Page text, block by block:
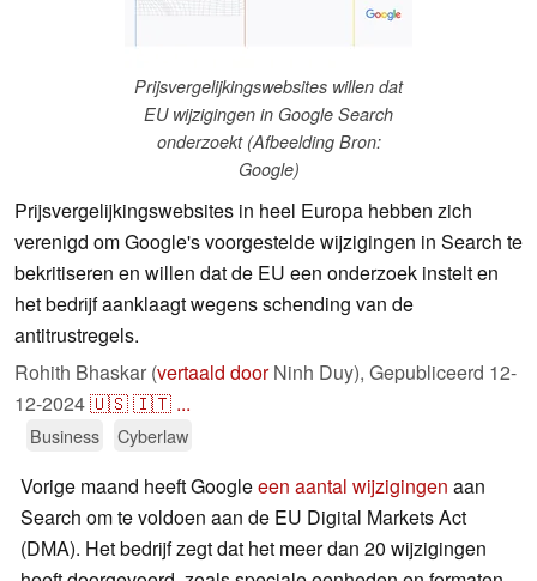
Prijsvergelijkingswebsites willen dat
EU wijzigingen in Google Search
onderzoekt (Afbeelding Bron:
Google)
Prijsvergelijkingswebsites in heel Europa hebben zich
verenigd om Google's voorgestelde wijzigingen in Search te
bekritiseren en willen dat de EU een onderzoek instelt en
het bedrijf aanklaagt wegens schending van de
antitrustregels.
Rohith Bhaskar (vertaald doorNinh Duy), Gepubliceerd 12-
12-2024🇺🇸🇮🇹 ...
Business Cyberlaw
Vorige maand heeft Googleeen aantal wijzigingen aan
Search om te voldoen aan de EU Digital Markets Act
(DMA). Het bedrijf zegt dat het meer dan 20 wijzigingen